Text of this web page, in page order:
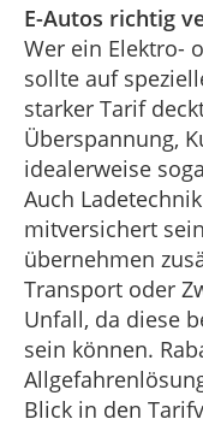
E-Autos richtig
Wer ein Elektro-
sollte auf
starker Tarif
Überspannung,
idealerweise
Auch
mitversichert
übernehmen
Transport oder
Unfall, da diese
sein können.
Blick in den